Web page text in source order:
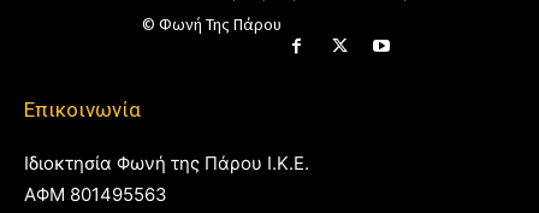
© Φωνή Της Πάρου
Επικοινωνία
Ιδιοκτησία Φωνή της Πάρου Ι.Κ.Ε.
ΑΦΜ 801495563